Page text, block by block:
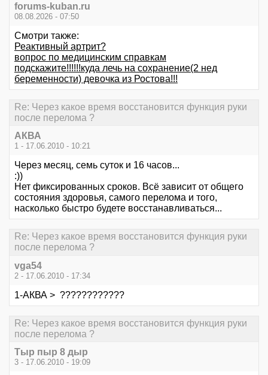
forums-kuban.ru
08.08.2026 - 07:50
Смотри также:
Реактивный артрит?
вопрос по медицинским справкам
подскажите!!!!!!куда лечь на сохранение(2 нед
беременности) девочка из Ростова!!!
Re: Через какое время восстановится функция руки
после перелома ?
АКВА
1 - 17.06.2010 - 10:21
Через месяц, семь суток и 16 часов...
:))
Нет фиксированных сроков. Всё зависит от общего
состояния здоровья, самого перелома и того,
насколько быстро будете восстанавливаться...
Re: Через какое время восстановится функция руки
после перелома ?
vga54
2 - 17.06.2010 - 17:34
1-АКВА > ????????????
Re: Через какое время восстановится функция руки
после перелома ?
Тыр пыр 8 дыр
3 - 17.06.2010 - 19:09